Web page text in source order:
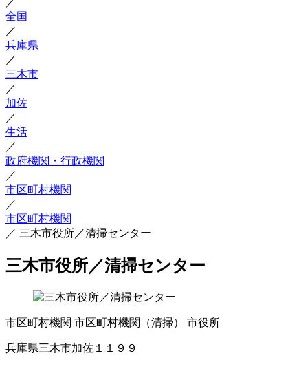
全国
／
兵庫県
／
三木市
／
加佐
／
生活
／
政府機関・行政機関
／
市区町村機関
／
市区町村機関
／ 三木市役所／清掃センター
三木市役所／清掃センター
市区町村機関 市区町村機関（清掃） 市役所
兵庫県三木市加佐１１９９